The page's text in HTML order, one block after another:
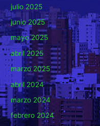
julio 2025
junio 2025
mayo 2025
abril 2025
marzo 2025
abril 2024
marzo 2024
febrero 2024